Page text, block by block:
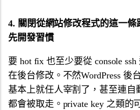
4. 關閉從網站修改程式的這一
先開發習慣
要 hot fix 也至少要從 console
在後台修改。不然WordPress 後
基本上就任人宰割了，甚至連自
都會被取走。private key 之類的